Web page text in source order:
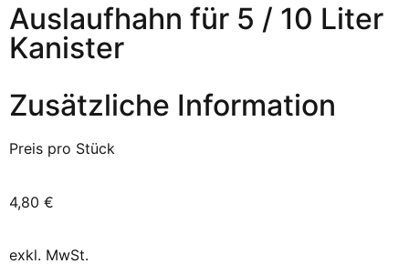
Auslaufhahn für 5 / 10 Liter
Kanister
Zusätzliche Information
Preis pro Stück
4,80 €
exkl. MwSt.